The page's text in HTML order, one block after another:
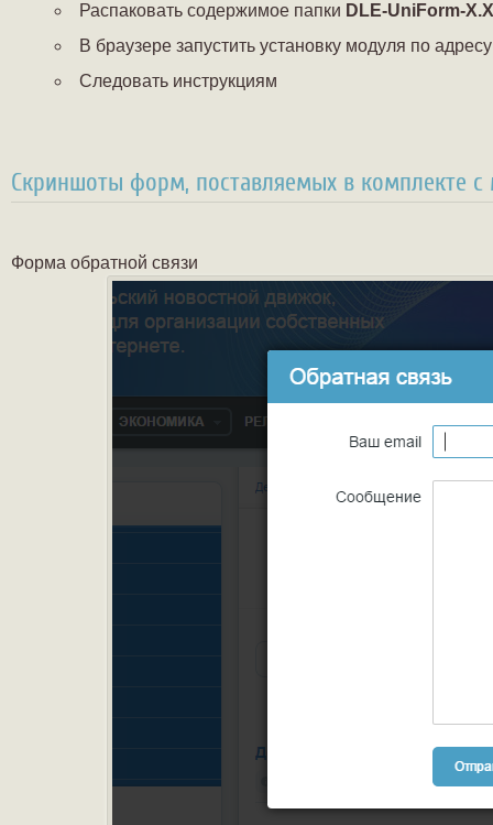
Распаковать содержимое папки DLE-UniForm-
В браузере запустить установку модуля по
Следовать инструкциям
Скриншоты форм, поставляемых в комплекте
Форма обратной связи